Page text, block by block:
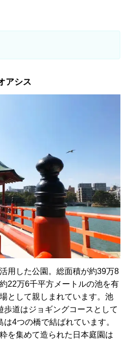
アシス
用した公園。総面積が約39万8
22万6千平方メートルの池を有
として親しまれています。池
道はジョギングコースとして
4つの橋で結ばれています。
を集めて造られた日本庭園は